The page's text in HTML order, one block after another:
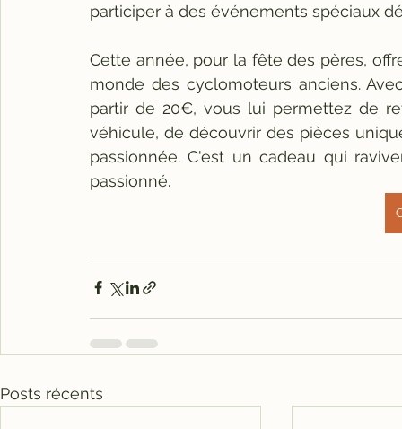
participer à des événements spéciaux
Cette année, pour la fête des pères,
monde des cyclomoteurs anciens.
partir de 20€, vous lui permettez de
véhicule, de découvrir des pièces
passionnée. C'est un cadeau qui
passionné.
Posts récents